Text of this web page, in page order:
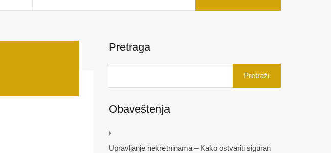
Pretraga
Obaveštenja
Upravljanje nekretninama – Kako ostvariti siguran